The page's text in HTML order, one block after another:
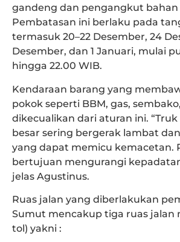
gandeng dan pengangkut
Pembatasan ini berlaku pada
termasuk 20–22 Desember, 24
Desember, dan 1 Januari, mulai
hingga 22.00 WIB.
Kendaraan barang yang
pokok seperti BBM, gas,
dikecualikan dari aturan ini.
besar sering bergerak lambat
yang dapat memicu kemacetan.
bertujuan mengurangi
jelas Agustinus.
Ruas jalan yang diberlakukan
Sumut mencakup tiga ruas jalan
tol) yakni :